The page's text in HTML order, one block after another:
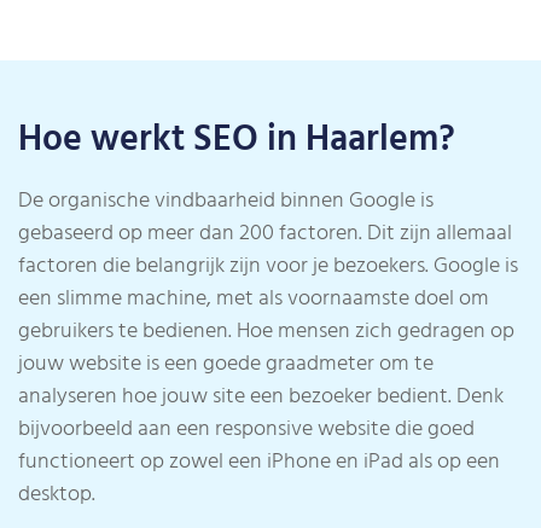
Hoe werkt SEO in Haarlem?
De organische vindbaarheid binnen Google is
gebaseerd op meer dan 200 factoren. Dit zijn allemaal
factoren die belangrijk zijn voor je bezoekers. Google is
een slimme machine, met als voornaamste doel om
gebruikers te bedienen. Hoe mensen zich gedragen op
jouw website is een goede graadmeter om te
analyseren hoe jouw site een bezoeker bedient. Denk
bijvoorbeeld aan een responsive website die goed
functioneert op zowel een iPhone en iPad als op een
desktop.